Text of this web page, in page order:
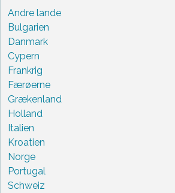
Andre lande
Bulgarien
Danmark
Cypern
Frankrig
Færøerne
Grækenland
Holland
Italien
Kroatien
Norge
Portugal
Schweiz